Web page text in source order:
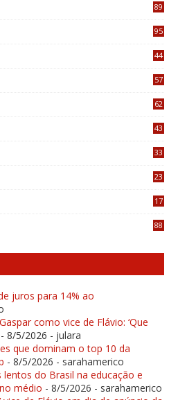
89
95
44
57
62
43
33
23
17
88
juros para 14% ao
como vice de Flávio: ‘Que
- 8/5/2026 - julara
que dominam o top 10 da
- 8/5/2026 - sarahamerico
do Brasil na educação e
médio - 8/5/2026 - sarahamerico